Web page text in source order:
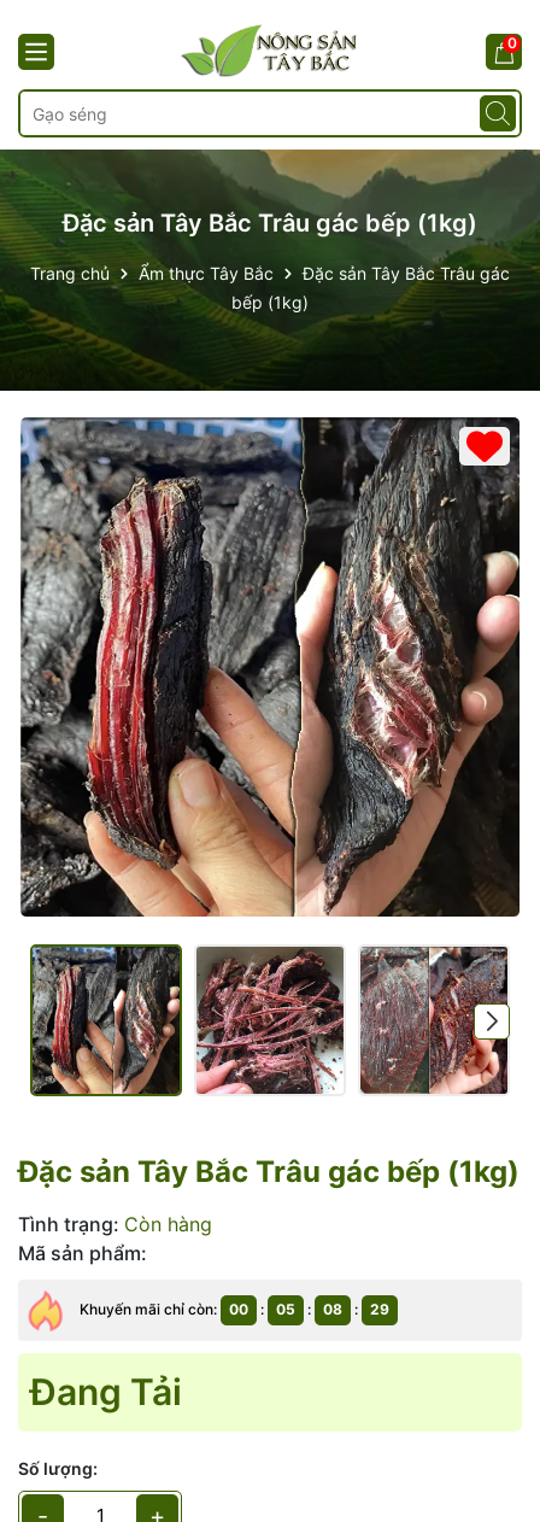
0
Đặc sản Tây Bắc Trâu gác bếp (1kg)
Trang chủ Ẩm thực Tây Bắc
Đặc sản Tây Bắc Trâu gác
bếp (1kg)
Đặc sản Tây Bắc Trâu gác bếp (1kg)
Tình trạng: Còn hàng
Mã sản phẩm:
Khuyến mãi chỉ còn: 00 : 05 : 08 : 29
Đang Tải
Số lượng:
- +
Mã giảm giá:
Ngày hết hạn:
Điều kiện: